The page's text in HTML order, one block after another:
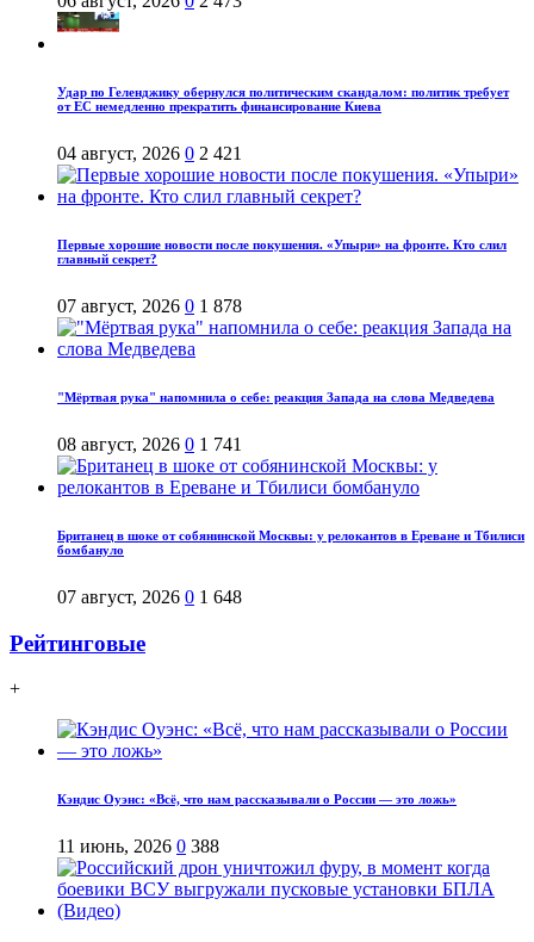
Удар по Геленджику обернулся политическим скандалом: политик требует
от ЕС немедленно прекратить финансирование Киева
04 август, 2026 0 2 421
Первые хорошие новости после покушения. «Упыри» на фронте. Кто слил
главный секрет?
07 август, 2026 0 1 878
"Мёртвая рука" напомнила о себе: реакция Запада на слова Медведева
08 август, 2026 0 1 741
Британец в шоке от собянинской Москвы: у релокантов в Ереване и Тбилиси
бомбануло
07 август, 2026 0 1 648
Рейтинговые
+
Кэндис Оуэнс: «Всё, что нам рассказывали о России — это ложь»
11 июнь, 2026 0 388